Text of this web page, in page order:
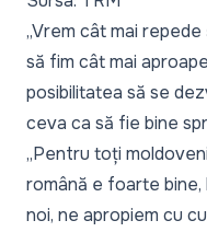
„Vrem cât mai
să fim cât mai
posibilitatea să se
ceva ca să fie bine
„Pentru toți
română e foarte
noi, ne apropiem cu